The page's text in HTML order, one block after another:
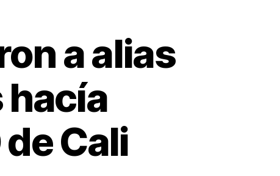
a alias
hacía
Cali